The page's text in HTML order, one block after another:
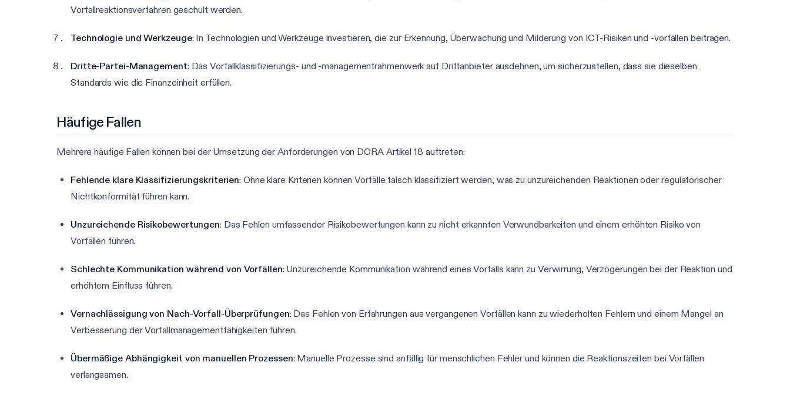
Vorfallreaktionsverfahren geschult werden.
Technologie und Werkzeuge: In Technologien und Werkzeuge investieren, die zur Erkennung, Überwachung und Milderung von ICT-Risiken und -vorfällen beitragen.
Dritte-Partei-Management: Das Vorfallklassifizierungs- und -managementrahmenwerk auf Drittanbieter ausdehnen, um sicherzustellen, dass sie dieselben
Standards wie die Finanzeinheit erfüllen.
Häufige Fallen
Mehrere häufige Fallen können bei der Umsetzung der Anforderungen von DORA Artikel 18 auftreten:
Fehlende klare Klassifizierungskriterien: Ohne klare Kriterien können Vorfälle falsch klassifiziert werden, was zu unzureichenden Reaktionen oder regulatorischer
Nichtkonformität führen kann.
Unzureichende Risikobewertungen: Das Fehlen umfassender Risikobewertungen kann zu nicht erkannten Verwundbarkeiten und einem erhöhten Risiko von
Vorfällen führen.
Schlechte Kommunikation während von Vorfällen: Unzureichende Kommunikation während eines Vorfalls kann zu Verwirrung, Verzögerungen bei der Reaktion und
erhöhtem Einfluss führen.
Vernachlässigung von Nach-Vorfall-Überprüfungen: Das Fehlen von Erfahrungen aus vergangenen Vorfällen kann zu wiederholten Fehlern und einem Mangel an
Verbesserung der Vorfallmanagementfähigkeiten führen.
Übermäßige Abhängigkeit von manuellen Prozessen: Manuelle Prozesse sind anfällig für menschlichen Fehler und können die Reaktionszeiten bei Vorfällen
verlangsamen.